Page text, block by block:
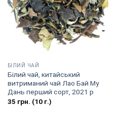
БІЛИЙ ЧАЙ
Білий чай, китайський
витриманий чай Лао Бай Му
Дань перший сорт, 2021 р
35 грн. (10 г.)